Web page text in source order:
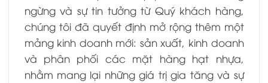
ngừng và sự tin tưởng từ Quý khách hàng,
chúng tôi đã quyết định mở rộng thêm một
mảng kinh doanh mới: sản xuất, kinh doanh
và phân phối các mặt hàng hạt nhựa,
nhằm mang lại những giá trị gia tăng và sự